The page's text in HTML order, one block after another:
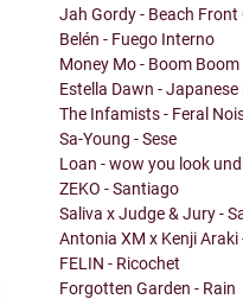
Jah Gordy - Beach Front
Belén - Fuego Interno
Money Mo - Boom Boom
Estella Dawn -
The Infamists - Feral
Sa-Young - Sese
Loan - wow you look
ZEKO - Santiago
Saliva x Judge & Jury -
Antonia XM x Kenji Araki
FELIN - Ricochet
Forgotten Garden - Rain